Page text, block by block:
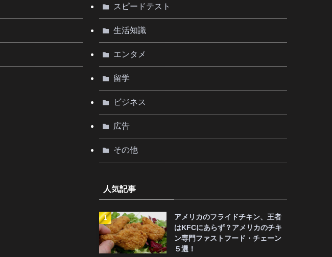
スピードテスト
生活知識
エンタメ
留学
ビジネス
広告
その他
人気記事
アメリカのフライドチキン、王者
はKFCにあらず？アメリカのチキ
ン専門ファストフード・チェーン
５選！